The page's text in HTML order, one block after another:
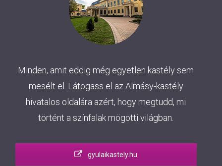
Minden, amit eddig még egyetlen kastély sem
mesélt el. Látogass el az Almásy-kastély
hivatalos oldalára azért, hogy megtudd, mi
történt a színfalak mögötti világban.
gyulaikastely.hu